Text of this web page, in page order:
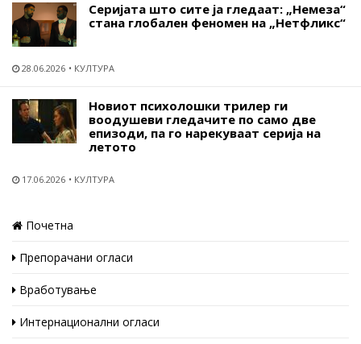
Серијата што сите ја гледаат: „Немеза“
стана глобален феномен на „Нетфликс“
28.06.2026 КУЛТУРА
Новиот психолошки трилер ги
воодушеви гледачите по само две
епизоди, па го нарекуваат серија на
летото
17.06.2026 КУЛТУРА
Почетна
Препорачани огласи
Вработување
Интернационални огласи